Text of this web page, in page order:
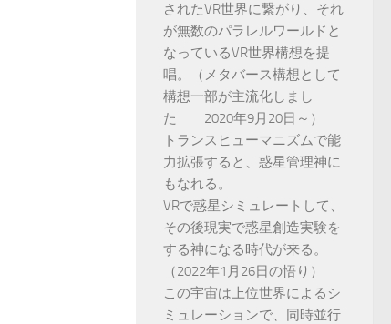
されたVR世界に繋がり、それ
が無数のパラレルワールドと
なっているVR世界構想を提
唱。（メタバース構想として
構想一部が主流化しまし
た 2020年9月20日～）
トランスヒューマニズムで能
力拡張すると、惑星管理神に
もなれる。
VRで惑星シミュレートして、
その後現実で惑星創造実験を
する神になる時代が来る。
（2022年1月26日の悟り）
この宇宙は上位世界によるシ
ミュレーションで、同時並行